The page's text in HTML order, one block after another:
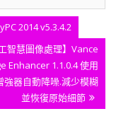
2014 v5.3.4.2
工智慧圖像處理】Vance
Enhancer 1.1.0.4 使用
強器自動降噪.減少模糊
並恢復原始細節